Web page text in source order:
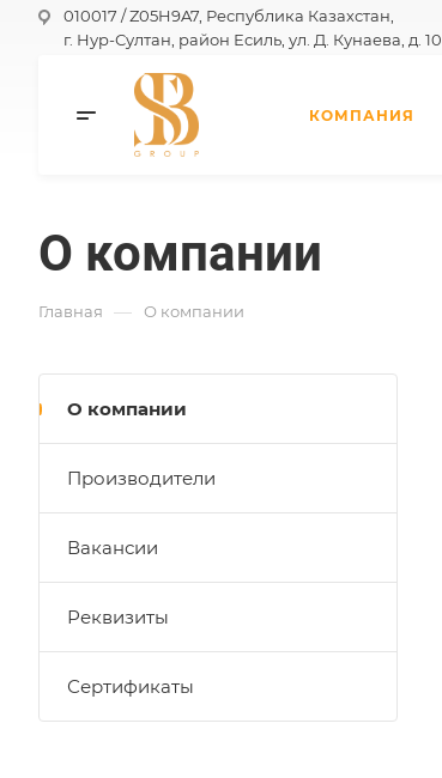
010017 / Z05H9A7, Республика Казахстан,
г. Нур-Султан, район Есиль, ул. Д. Кунаева, д. 10
КОМПАНИЯ
О компании
Главная — О компании
О компании
Производители
Вакансии
Реквизиты
Сертификаты